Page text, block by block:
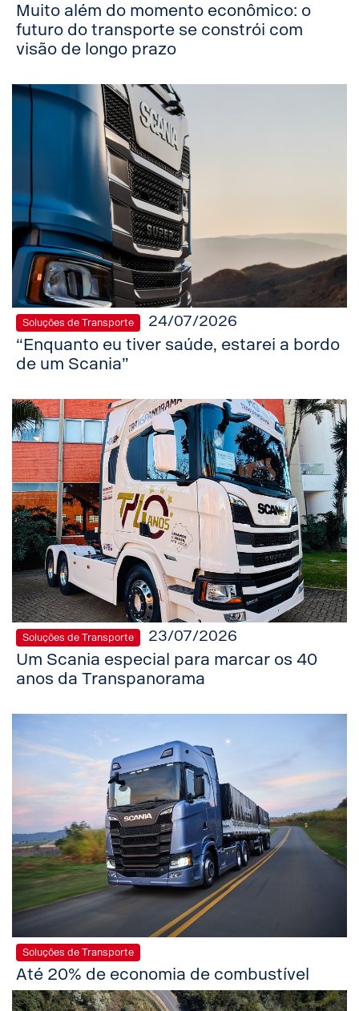
Muito além do momento econômico: o
futuro do transporte se constrói com
visão de longo prazo
Soluções de Transporte 24/07/2026
“Enquanto eu tiver saúde, estarei a bordo
de um Scania”
Soluções de Transporte 23/07/2026
Um Scania especial para marcar os 40
anos da Transpanorama
Soluções de Transporte
Até 20% de economia de combustível